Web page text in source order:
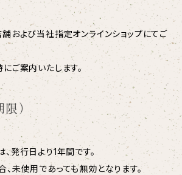
および当社指定オンラインショップにてご
ご案内いたします。
限）
発行日より1年間です。
未使用であっても無効となります。